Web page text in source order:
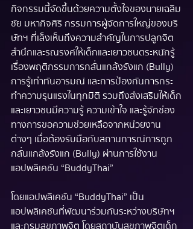
กิจกรรมนี้จัดขึ้นด้วยความตั้งใจของนายเฉลิม
ชัย มหากิจศิริ กรรมการผู้จัดการใหญ่ของบริ
ษัทฯ ที่เล็งเห็นถึงความสำคัญในการปลูกจิต
สำนึกและรณรงค์ให้เด็กและเยาวชนตระหนักรู้
เรื่องพฤติกรรมการกลั่นแกล้งรังแก  (Bully)
การรู้เท่าทันอารมณ์ และการป้องกันการกระ
ทำความรุนแรงในทุกมิติ รวมถึงส่งเสริมให้เด็ก
และเยาวชนมีความรู้ ความเข้าใจ และรู้จักช่อง
ทางการขอความช่วยเหลือจากหน่วยงาน
ต่างๆ เมื่อต้องรับมือกับสถานการณ์การถูก
กลั่นแกล้งรังแก (Bully) ผ่านการใช้งาน
แอปพลิเคชัน “BuddyThai”
โดยแอปพลิเคชัน “BuddyThai” เป็น
แอปพลิเคชันที่พัฒนาร่วมกันระหว่างบริษัทฯ
และกรมสุขภาพจิต โดยสถาบันสุขภาพจิตเด็ก